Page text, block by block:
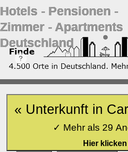
Hotels ‐ Pensionen ‐
Zimmer ‐
Deutschland
« Unterkunft in
✓ Mehr als 29
Hier klicken